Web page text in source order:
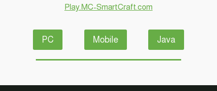
Play.MC-SmartCraft.com
Java
Mobile
PC